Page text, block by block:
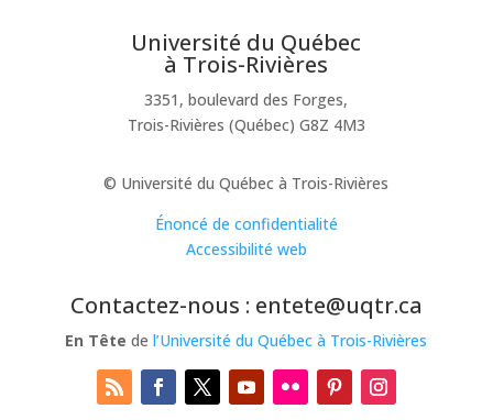
Université du Québec
à Trois-Rivières
3351, boulevard des Forges,
Trois-Rivières (Québec) G8Z 4M3
© Université du Québec à Trois-Rivières
Énoncé de confidentialité
Accessibilité web
Contactez-nous : entete@uqtr.ca
En Tête del’Université du Québec à Trois-Rivières